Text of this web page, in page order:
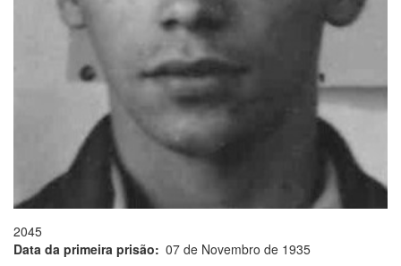
2045
Data da primeira prisão
07 de Novembro de 1935